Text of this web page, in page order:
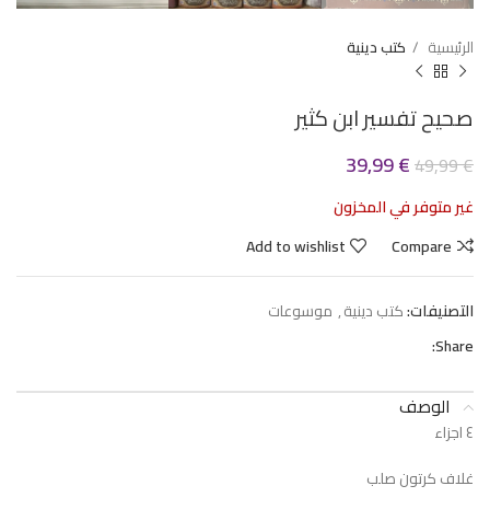
الرئيسية كتب دينية
صحيح تفسير ابن كثير
49,99€
39,99€
غير متوفر في المخزون
Compare
Add to wishlist
التصنيفات:كتب دينية, موسوعات
Share:
الوصف
٤ اجزاء
غلاف كرتون صلب